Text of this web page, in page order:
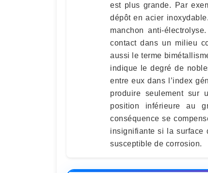
est plus grande. Par
dépôt en acier
manchon anti-
contact dans un milieu
aussi le terme
indique le degré de
entre eux dans l’index
produire seulement sur
position inférieure au
conséquence se
insignifiante si la surface
susceptible de corrosion.